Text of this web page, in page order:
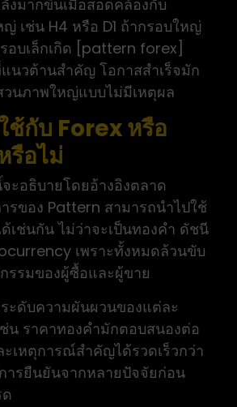
งมากขึ้นเมื่อสอดคล้องกับ
เช่น H4 หรือ D1 ถ้ากรอบใหญ่
อบเล็กเกิด [pattern forex]
นวต้านสำคัญ โอกาสสำเร็จมัก
วนภาพใหญ่แบบไม่มีเหตุผล
กับ Forex หรือ
รือไม่
ะอธิบายโดยอ้างอิงตลาด
รของ Pattern สามารถนำไปใช้
เช่นกัน ไม่ว่าจะเป็นทองคำ ดัชนี
เพราะทั้งหมดล้วนขับ
รรมของผู้ซื้อและผู้ขาย
ะดับความผันผวนของแต่ละ
น ราคาทองคำมักตอบสนองต่อ
ะเหตุการณ์สำคัญได้รวดเร็วกว่า
ารยืนยันจากหลายปัจจัยก่อน